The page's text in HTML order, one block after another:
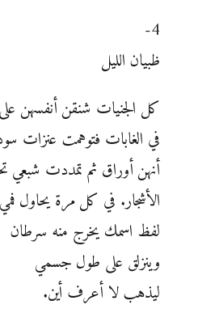
4-
ظبيان الليل
كل الجنيات شنقن أنفسهن
في الغابات فتوهمت عنزات
أنهن أوراق ثم تمددت شبعي
الأشجار. في كل مرة يحاول فمي
لفظ اسمك يخرج منه سرطان
وينزلق على طول جسمي
ليذهب لا أعرف أين.